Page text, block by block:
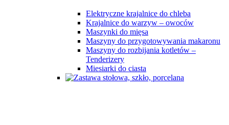
Elektryczne krajalnice do chleba
Krajalnice do warzyw – owoców
Maszynki do mięsa
Maszyny do przygotowywania makaronu
Maszyny do rozbijania kotletów –
Tenderizery
Miesiarki do ciasta